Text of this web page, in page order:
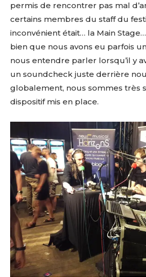
permis de rencontrer pas mal
certains membres du staff du
inconvénient était… la Main
bien que nous avons eu parfois
nous entendre parler lorsqu’il y
un soundcheck juste derrière
globalement, nous sommes très
dispositif mis en place.